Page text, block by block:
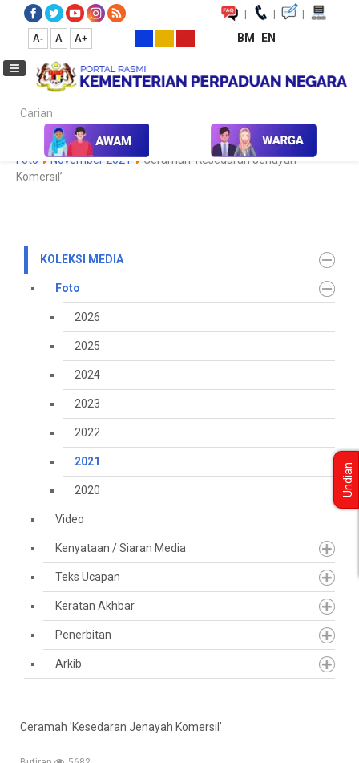
| | |
A- A A+ BM EN
Carian...
Laman Utama Media Koleksi Media Foto 2021
Galeri
Foto
November 2021
Ceramah 'Kesedaran Jenayah
Komersil’
KOLEKSI MEDIA
Foto
2026
2025
2024
2023
2022
2021
2020
Video
Kenyataan / Siaran Media
Teks Ucapan
Keratan Akhbar
Penerbitan
Arkib
Ceramah 'Kesedaran Jenayah Komersil’
Undian